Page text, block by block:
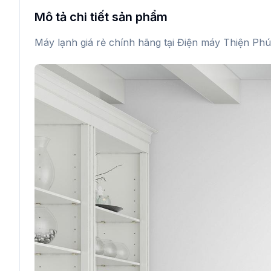
Mô tả chi tiết sản phẩm
Máy lạnh giá rẻ chính hãng tại Điện máy Thiện